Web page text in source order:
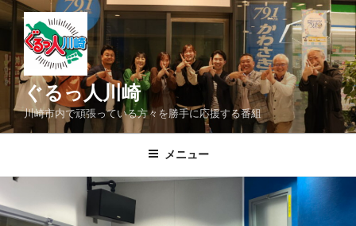
コ
ン
ツ
ス
プ
ぐるっ人川崎
川崎市内で頑張っている方々を勝手に応援する番組
メニュー